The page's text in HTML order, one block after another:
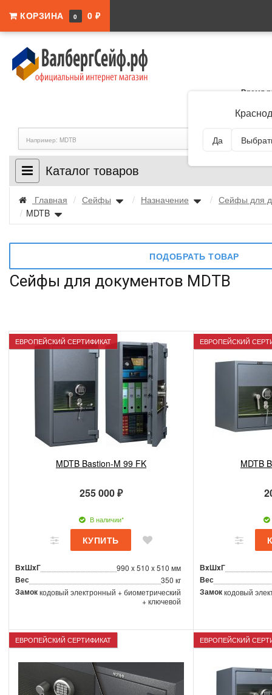
КОРЗИНА 0 0 ₽
Да
Время
Каталог товаров
Главная / Сейфы / Назначение / Сейфы для
/ MDTB
ПОДОБРАТЬ ТОВАР
Сейфы для документов MDTB
ЕВРОПЕЙСКИЙ СЕРТИФИКАТ
MDTB Bastion-M 99 FK
255 000 ₽
В наличии*
ВxШxГ 990 x 510 x 510 мм
Вес 350 кг
Замоккодовый электронный + биометрический
+ ключевой
ЕВРОПЕЙСКИЙ
MDTB
ВxШxГ
Вес
Замоккодовый
ЕВРОПЕЙСКИЙ СЕРТИФИКАТ ЕВРОПЕЙСКИЙ